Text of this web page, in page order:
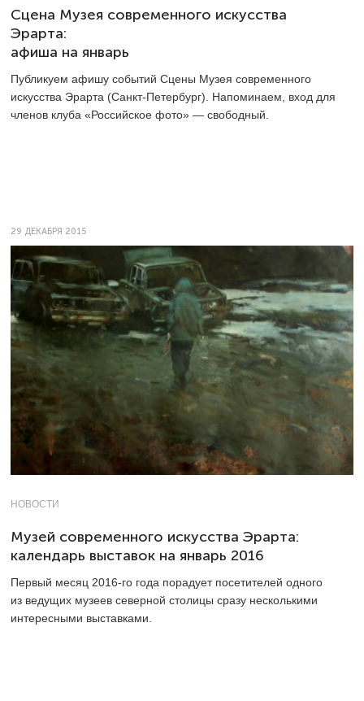
Сцена Музея современного искусства
Эрарта:
афиша на январь
Публикуем афишу событий Сцены Музея современного
искусства Эрарта (Санкт-Петербург). Напоминаем, вход для
членов клуба «Российское фото» — свободный.
29 ДЕКАБРЯ 2015
НОВОСТИ
Музей современного искусства Эрарта:
календарь выставок на январь 2016
Первый месяц 2016-го года порадует посетителей одного
из ведущих музеев северной столицы сразу несколькими
интересными выставками.